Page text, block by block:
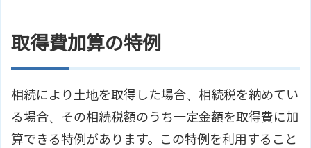
取得費加算の特例
相続により土地を取得した場合、相続税を納めてい
る場合、その相続税額のうち一定金額を取得費に加
算できる特例があります。この特例を利用すること